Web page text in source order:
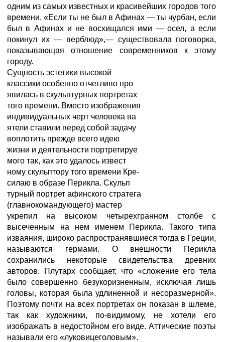
одним из самых известных и красивейших городов того
времени. «Если ты не был в Афинах — ты чурбан, если
был в Афинах и не восхищался ими — осел, а если
покинул их — верблюд»,— существовала поговорка,
показывающая отношение современников к этому
городу.
Сущность эстетики высокой
классики особенно отчетливо про
явилась в скульптурных портретах
того времени. Вместо изображения
индивидуальных черт человека ва
ятели ставили перед собой задачу
воплотить прежде всего идею
жизни и деятельности портретируе
мого так, как это удалось извест
ному скульптору того времени Кре-
силаю в образе Перикла. Скульп
турный портрет афинского стратега
(главнокомандующего) мастер
укрепил на высоком четырехгранном столбе с
высеченным на нем именем Перикла. Такого типа
изваяния, широко распространявшиеся тогда в Греции,
называются гермами. О внешности Перикла
сохранились некоторые свидетельства древних
авторов. Плутарх сообщает, что «сложение его тела
было совершенно безукоризненным, исключая лишь
головы, которая была удлиненной и несоразмерной».
Поэтому почти на всех портретах он показан в шлеме,
так как художники, по-видимому, не хотели его
изображать в недостойном его виде. Аттические поэты
называли его «луковицеголовым».